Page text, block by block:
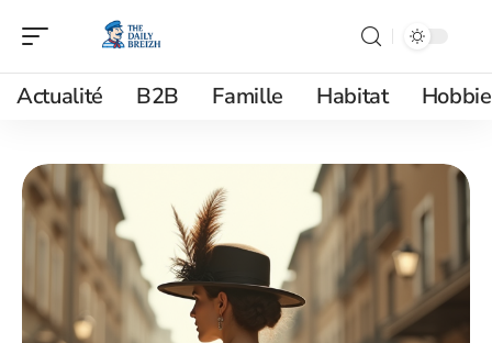
Actualité B2B Famille Habitat